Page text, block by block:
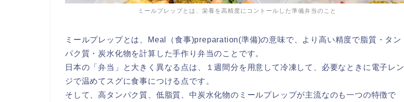
ミールプレップとは、栄養を高精度にコントールした準備弁当のこと
ミールプレップとは、Meal（食事)preparation(準備)の意味で、より高い精度で脂質・タン
パク質・炭水化物を計算した手作り弁当のことです。
日本の「弁当」と大きく異なる点は、１週間分を用意して冷凍して、必要なときに電子レン
ジで温めてスグに食事につける点です。
そして、高タンパク質、低脂質、中炭水化物のミールプレップが主流なのも一つの特徴で